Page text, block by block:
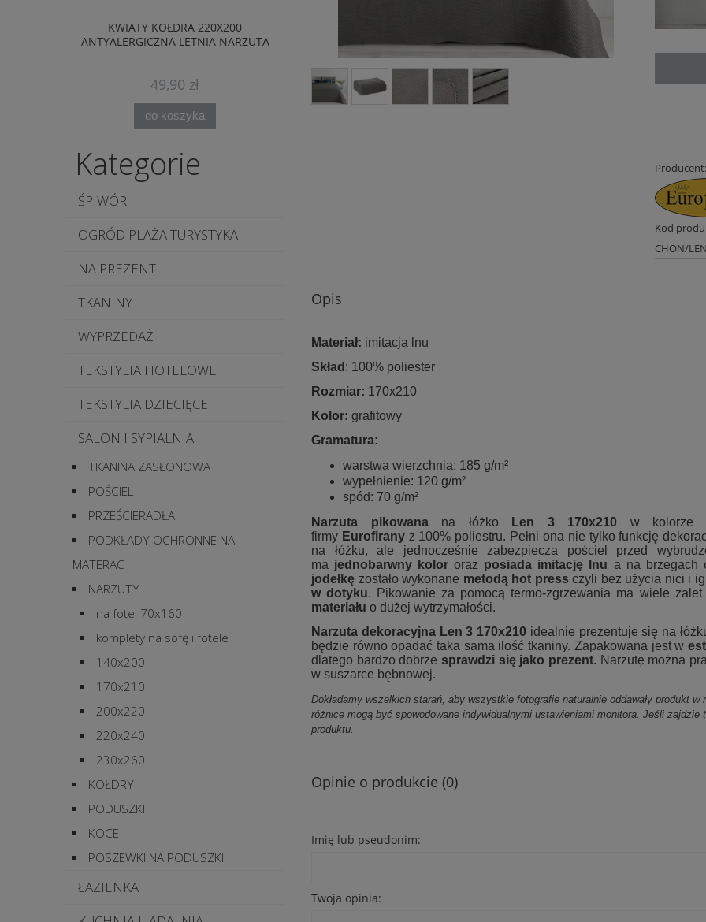
KWIATY KOŁDRA 220X200
ANTYALERGICZNA LETNIA NARZUTA
49,90 zł
do koszyka
ANTYALERGICZNA LETNIA DRUKOWANA
NARZUTA
49,90 zł
MONSTERA KOŁDRA 220X200
ANTYALERGICZNA LETNIA
NARZUTA
Kategorie
ŚPIWÓR
OGRÓD PLAŻA TURYSTYKA
NA PREZENT
TKANINY
WYPRZEDAŻ
TEKSTYLIA HOTELOWE
TEKSTYLIA DZIECIĘCE
SALON I SYPIALNIA
TKANINA ZASŁONOWA
POŚCIEL
PRZEŚCIERADŁA
PODKŁADY OCHRONNE NA
MATERAC
NARZUTY
na fotel 70x160
komplety na sofę i fotele
140x200
170x210
200x220
220x240
230x260
KOŁDRY
PODUSZKI
KOCE
POSZEWKI NA PODUSZKI
ŁAZIENKA
Producent:
Kod
CHON/
Opis
Materiał: imitacja lnu
Skład : 100% poliester
Rozmiar: 170x210
Kolor: grafitowy
Gramatura:
warstwa wierzchnia: 185 g/m²
wypełnienie: 120 g/m²
spód: 70 g/m²
Narzuta pikowana na łóżko Len 3 170x210 w kolorze
firmy Eurofirany z 100% poliestru. Pełni ona nie tylko funkcję
na łóżku, ale jednocześnie zabezpiecza pościel przed
ma jednobarwny kolororaz posiada imitację lnu a na brzegach
jodełkę zostało wykonane metodą hot press czyli bez użycia nici i
w dotyku. Pikowanie za pomocą termo-zgrzewania ma wiele
materiału o dużej wytrzymałości.
Narzuta dekoracyjna Len 3 170x210 idealnie prezentuje się na
będzie równo opadać taka sama ilość tkaniny. Zapakowana jest w
dlatego bardzo dobrze sprawdzi się jako prezent. Narzutę można
w suszarce bębnowej.
Dokładamy wszelkich starań, aby wszystkie fotografie naturalnie oddawały produkt
różnice mogą być spowodowane indywidualnymi ustawieniami monitora. Jeśli
produktu.
Opinie o produkcie (0)
Imię lub pseudonim:
Twoja opinia: